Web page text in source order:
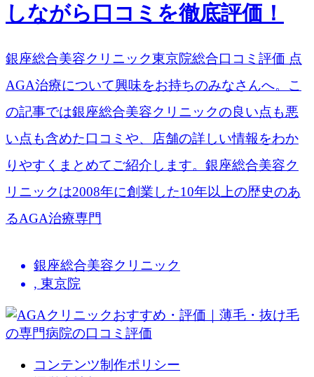
しながら口コミを徹底評価！
銀座総合美容クリニック東京院総合口コミ評価 点
AGA治療について興味をお持ちのみなさんへ。こ
の記事では銀座総合美容クリニックの良い点も悪
い点も含めた口コミや、店舗の詳しい情報をわか
りやすくまとめてご紹介します。銀座総合美容ク
リニックは2008年に創業した10年以上の歴史のあ
るAGA治療専門
銀座総合美容クリニック
, 東京院
コンテンツ制作ポリシー